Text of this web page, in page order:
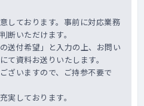
しております。事前に対応業務
断いただけます。
送付希望」と入力の上、お問い
て資料お送りいたします。
ざいますので、ご持参不要で
実しております。